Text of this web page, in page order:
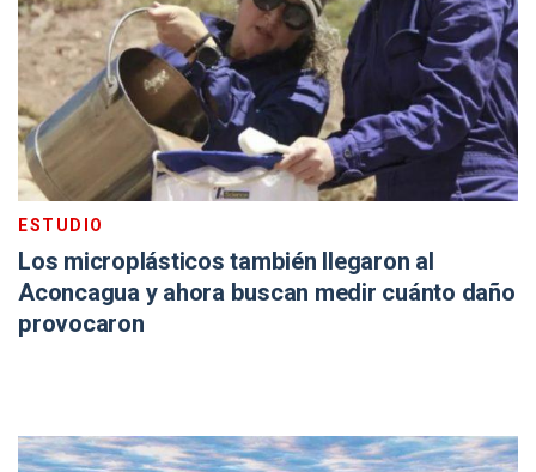
ESTUDIO
Los microplásticos también llegaron al
Aconcagua y ahora buscan medir cuánto daño
provocaron